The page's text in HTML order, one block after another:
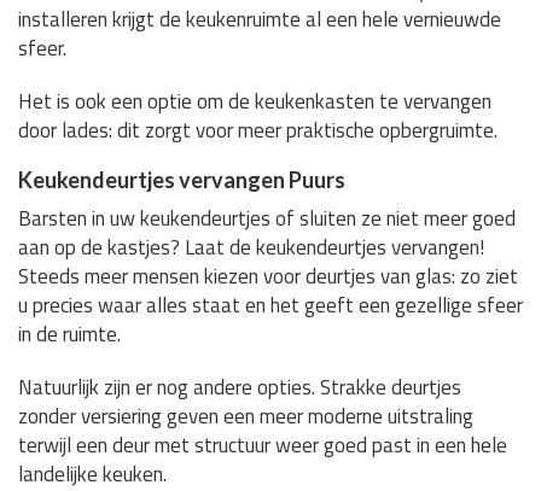
installeren krijgt de keukenruimte al een hele vernieuwde
sfeer.
Het is ook een optie om de keukenkasten te vervangen
door lades: dit zorgt voor meer praktische opbergruimte.
Keukendeurtjes vervangen Puurs
Barsten in uw keukendeurtjes of sluiten ze niet meer goed
aan op de kastjes? Laat de keukendeurtjes vervangen!
Steeds meer mensen kiezen voor deurtjes van glas: zo ziet
u precies waar alles staat en het geeft een gezellige sfeer
in de ruimte.
Natuurlijk zijn er nog andere opties. Strakke deurtjes
zonder versiering geven een meer moderne uitstraling
terwijl een deur met structuur weer goed past in een hele
landelijke keuken.